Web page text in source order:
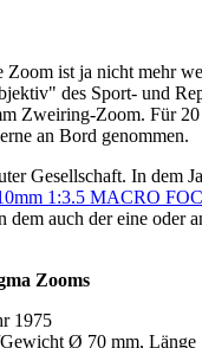
Zoom ist ja nicht mehr
des Sport- und
Zweiring-Zoom. Für
an Bord genommen.
Gesellschaft. In dem
1:3.5 MACRO
dem auch der eine oder
Zooms
1975
Ø 70 mm, Länge